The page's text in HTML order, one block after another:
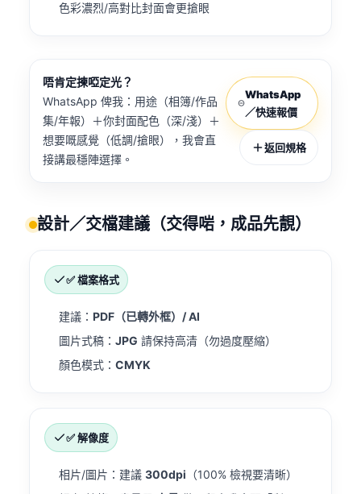
色彩濃烈/高對比封面會更搶眼
唔肯定揀啞定光？
WhatsApp 俾我：用途（相簿/作品
集/年報）＋你封面配色（深/淺）＋
想要嘅感覺（低調/搶眼），我會直
接講最穩陣選擇。
WhatsApp
／快速報價
返回規格
設計／交檔建議（交得啱，成品先靚）
✅ 檔案格式
建議： PDF（已轉外框）/ AI
圖片式稿： JPG 請保持高清（勿過度壓縮）
顏色模式： CMYK
✅ 解像度
相片/圖片：建議 300dpi （100% 檢視要清晰）